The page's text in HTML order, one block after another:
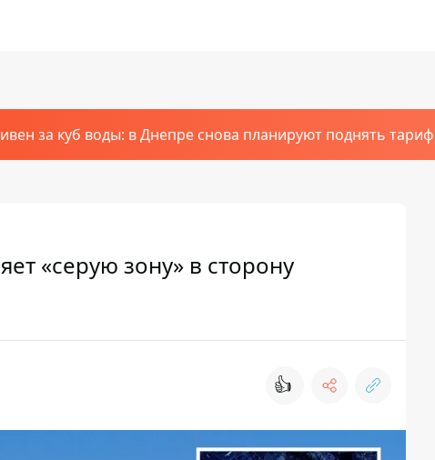
за куб воды: в Днепре снова планируют поднять тариф
«серую зону» в сторону
👍